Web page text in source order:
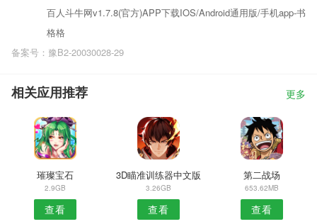
百人斗牛网v1.7.8(官方)APP下载IOS/Android通用版/手机app-书
格格
备案号：豫B2-20030028-29
相关应用推荐 更多
璀璨宝石
2.9GB
查看
3D瞄准训练器中文版
3.26GB
查看
第二战场
653.62MB
查看